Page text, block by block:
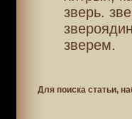
зверь.
зверем.
Для поиска статьи,